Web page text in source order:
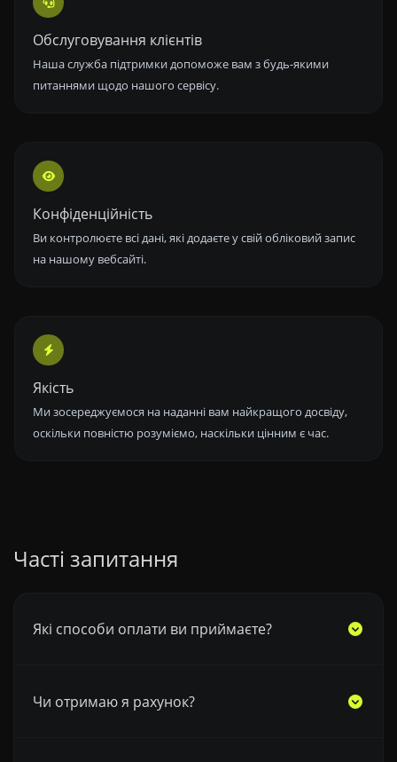
Обслуговування клієнтів
Наша служба підтримки допоможе вам з будь-якими
питаннями щодо нашого сервісу.
Конфіденційність
Ви контролюєте всі дані, які додаєте у свій обліковий запис
на нашому вебсайті.
Якість
Ми зосереджуємося на наданні вам найкращого досвіду,
оскільки повністю розуміємо, наскільки цінним є час.
Часті запитання
Які способи оплати ви приймаєте?
Чи отримаю я рахунок?